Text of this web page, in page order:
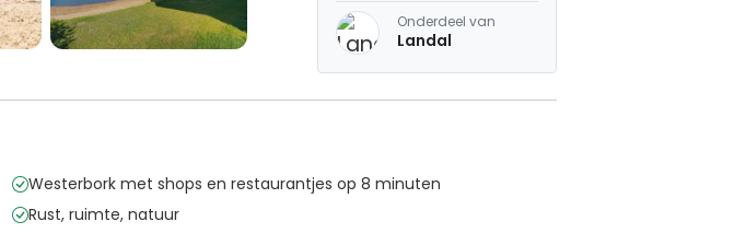
Onderdeel van
Landal
Westerbork met shops en restaurantjes op 8 minuten
Rust, ruimte, natuur